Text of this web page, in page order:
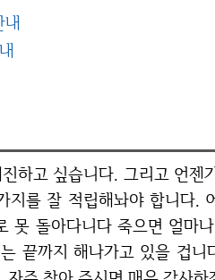
내
지를 잘 적립해놔야 합니다.
못 돌아다니다 죽으면 얼마
끝까지 해나가고 있을 겁